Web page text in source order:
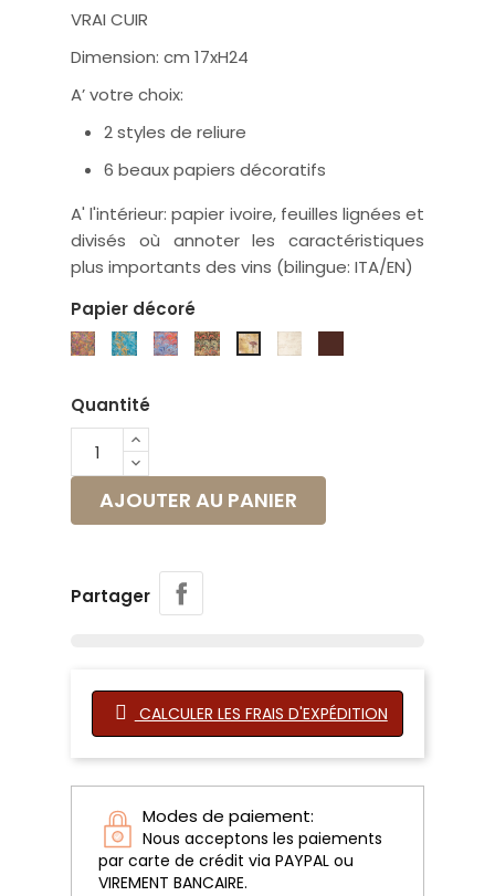
VRAI CUIR
Dimension: cm 17xH24
A’ votre choix:
2 styles de reliure
6 beaux papiers décoratifs
A' l'intérieur: papier ivoire, feuilles lignées et
divisés où annoter les caractéristiques
plus importants des vins (bilingue: ITA/EN)
Papier décoré
K6M K7M K17P K20PK4S
Quantité
AJOUTER AU PANIER
Partager
CALCULER LES FRAIS D'EXPÉDITION
Modes de paiement:
Nous acceptons les paiements
par carte de crédit via PAYPAL ou
VIREMENT BANCAIRE.